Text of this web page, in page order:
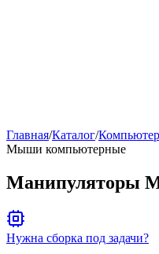
Главная/Каталог/
Мыши компьютерные
Манипуляторы
Нужна сборка под задачи?